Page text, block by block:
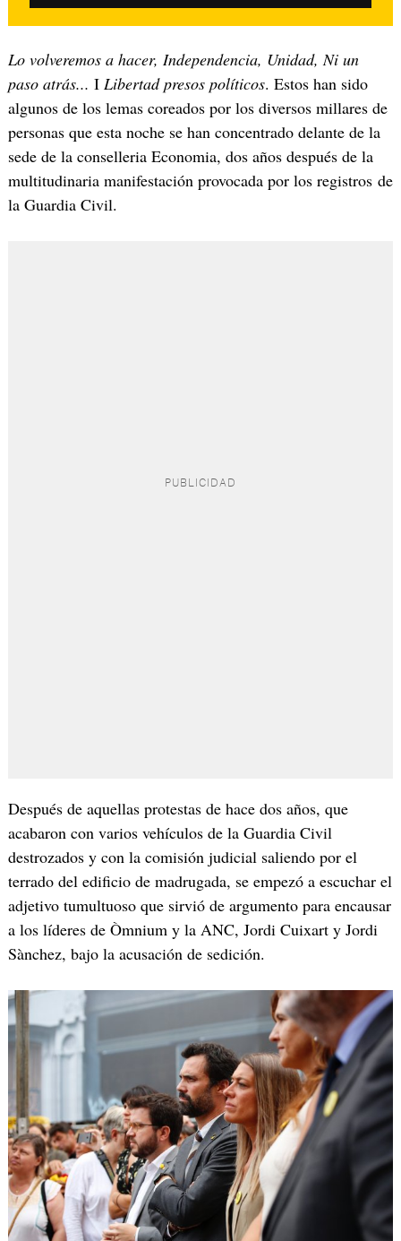
Lo volveremos a hacer, Independencia, Unidad, Ni un
paso atrás... I Libertad presos políticos. Estos han sido
algunos de los lemas coreados por los diversos millares de
personas que esta noche se han concentrado delante de la
sede de la conselleria Economia, dos años después de la
multitudinaria manifestación provocada por los registros de
la Guardia Civil.
Después de aquellas protestas de hace dos años, que
acabaron con varios vehículos de la Guardia Civil
destrozados y con la comisión judicial saliendo por el
terrado del edificio de madrugada, se empezó a escuchar el
adjetivo tumultuoso que sirvió de argumento para encausar
a los líderes de Òmnium y la ANC, Jordi Cuixart y Jordi
Sànchez, bajo la acusación de sedición.